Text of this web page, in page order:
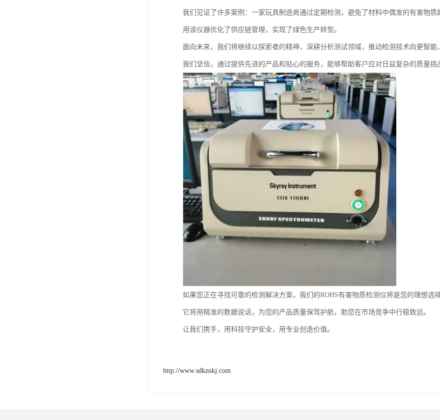
我们见证了许多案例：一家玩具制造商通过定期检测，避免了材料中偶发的有害物
用该仪器优化了供应链管理，实现了绿色生产转型。
面向未来，我们将继续以探索者的精神，深耕分析测试领域，推动检测技术向更智能
我们坚信，通过提供先进的产品和贴心的服务，能够帮助客户应对日益复杂的质量
如果您正在寻找可靠的检测解决方案，我们的ROHS有害物质检测仪将是您的理想选
它将用精准的数据说话，为您的产品质量保驾护航，助您在市场竞争中行稳致远。
让我们携手，用科技守护安全，用专业创造价值。
http://www.sdkznkj.com